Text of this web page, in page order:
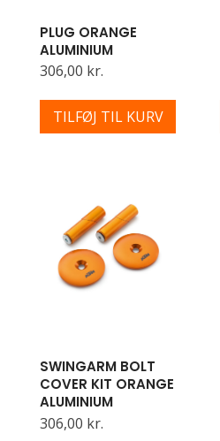
PLUG ORANGE
ALUMINIUM
306,00 kr.
TILFØJ TIL KURV
SWINGARM BOLT
COVER KIT ORANGE
ALUMINIUM
306,00 kr.